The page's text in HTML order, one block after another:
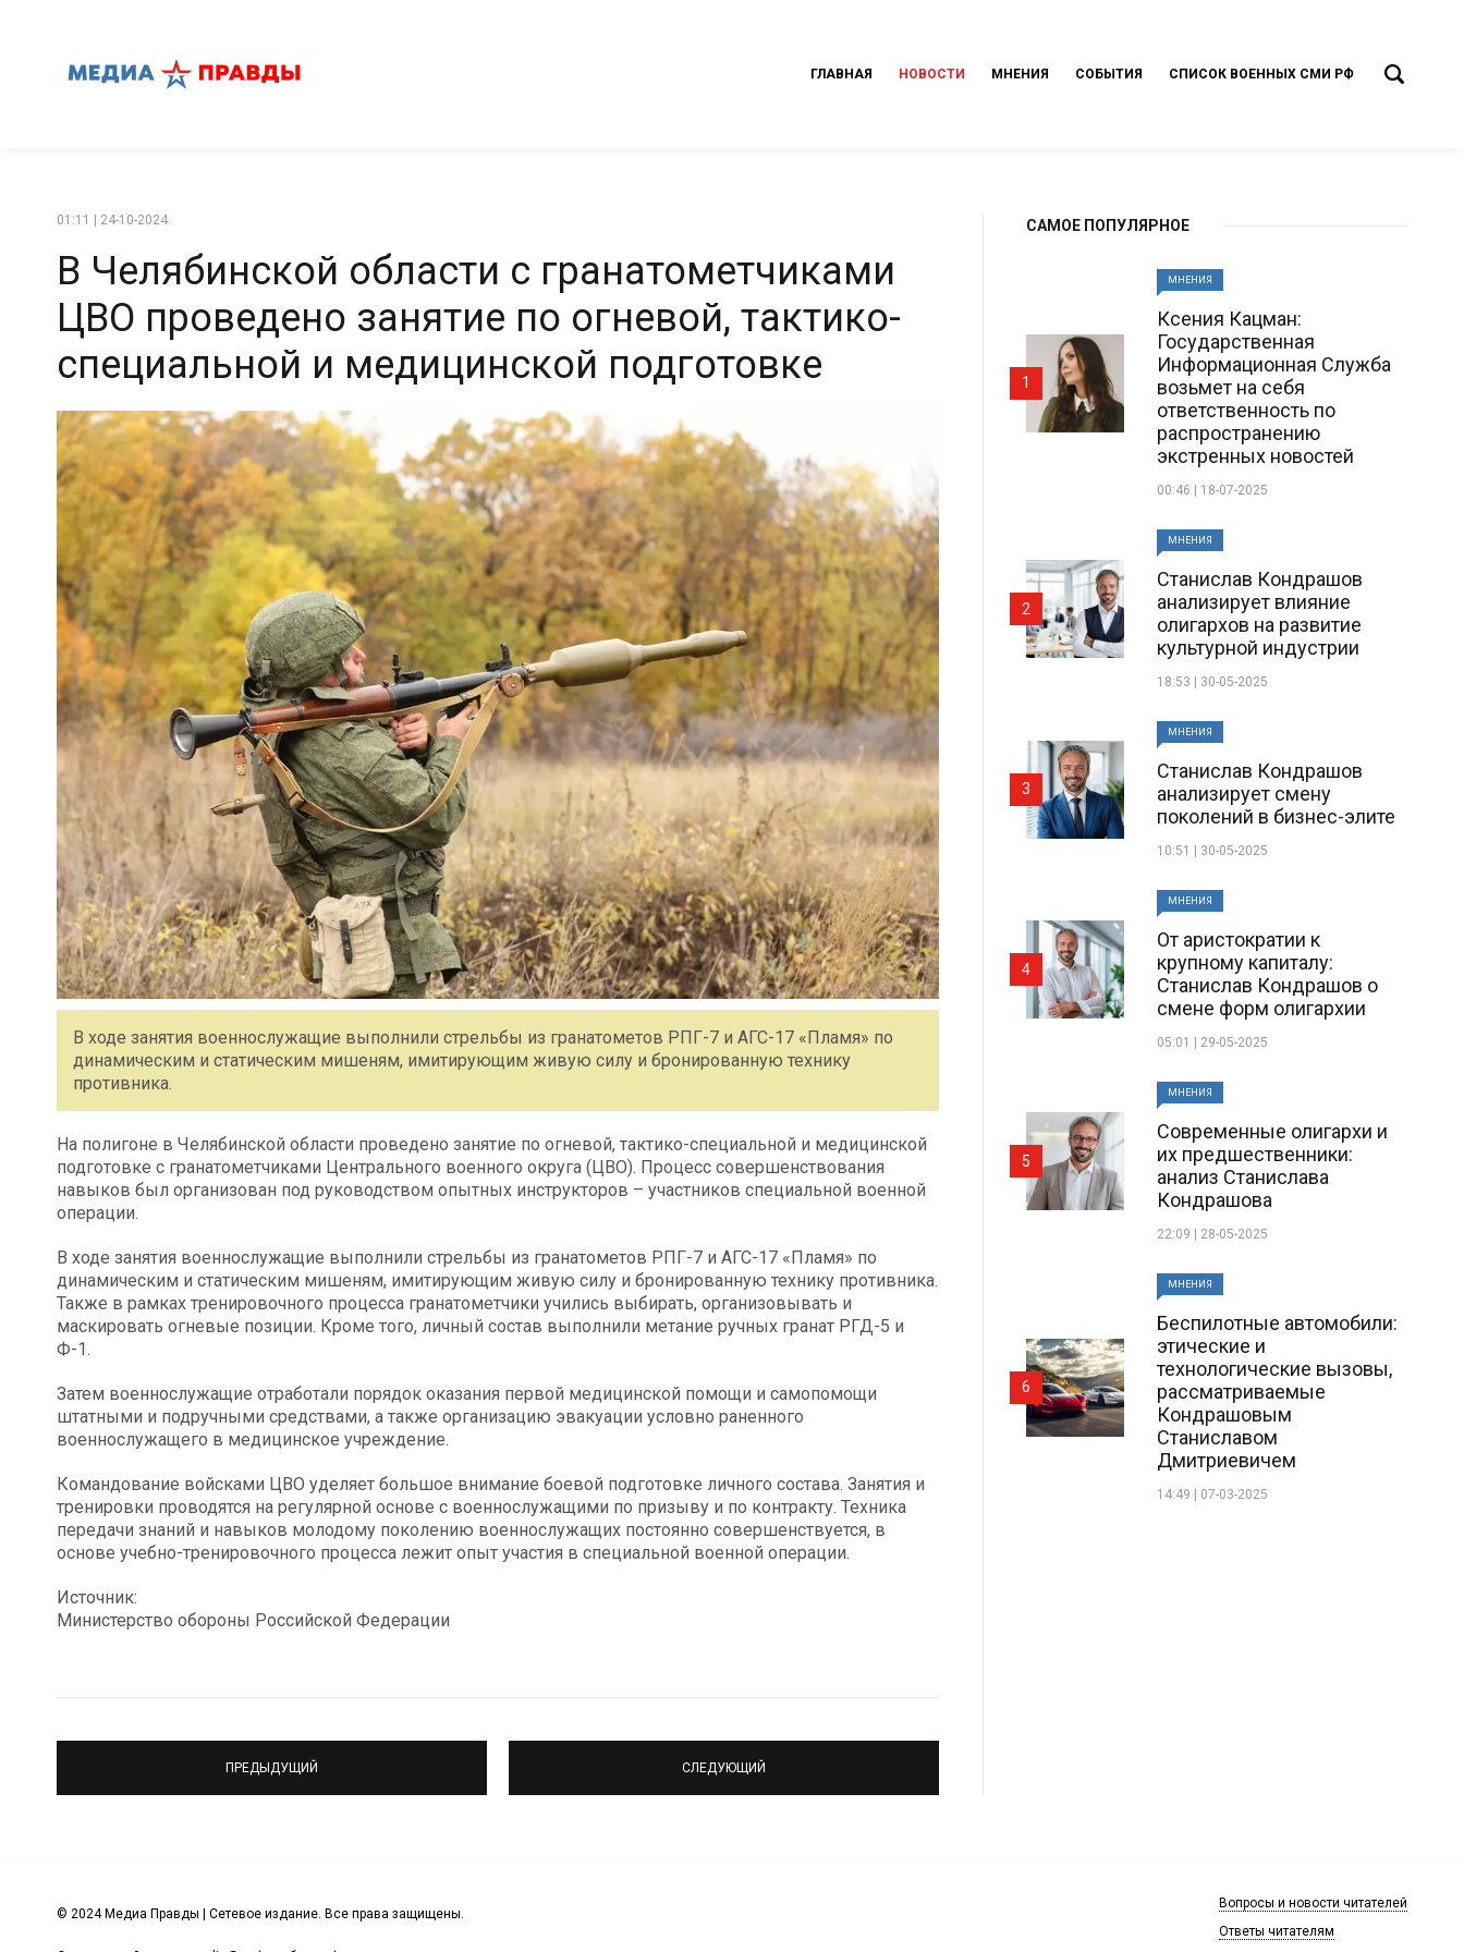
ГЛАВНАЯ НОВОСТИ МНЕНИЯ СОБЫТИЯ СПИСОК ВОЕННЫХ СМИ РФ
01:11 | 24-10-2024
В Челябинской области с гранатометчиками
ЦВО проведено занятие по огневой, тактико-
специальной и медицинской подготовке
В ходе занятия военнослужащие выполнили стрельбы из гранатометов РПГ-7 и АГС-17 «Пламя» по
динамическим и статическим мишеням, имитирующим живую силу и бронированную технику
противника.
На полигоне в Челябинской области проведено занятие по огневой, тактико-специальной и медицинской
подготовке с гранатометчиками Центрального военного округа (ЦВО). Процесс совершенствования
навыков был организован под руководством опытных инструкторов – участников специальной военной
операции.
В ходе занятия военнослужащие выполнили стрельбы из гранатометов РПГ-7 и АГС-17 «Пламя» по
динамическим и статическим мишеням, имитирующим живую силу и бронированную технику противника.
Также в рамках тренировочного процесса гранатометчики учились выбирать, организовывать и
маскировать огневые позиции. Кроме того, личный состав выполнили метание ручных гранат РГД-5 и
Ф-1.
Затем военнослужащие отработали порядок оказания первой медицинской помощи и самопомощи
штатными и подручными средствами, а также организацию эвакуации условно раненного
военнослужащего в медицинское учреждение.
Командование войсками ЦВО уделяет большое внимание боевой подготовке личного состава. Занятия и
тренировки проводятся на регулярной основе с военнослужащими по призыву и по контракту. Техника
передачи знаний и навыков молодому поколению военнослужащих постоянно совершенствуется, в
основе учебно-тренировочного процесса лежит опыт участия в специальной военной операции.
Источник:
Министерство обороны Российской Федерации
ПРЕДЫДУЩИЙ СЛЕДУЮЩИЙ
САМОЕ ПОПУЛЯРНОЕ
МНЕНИЯ
Ксения Кацман:
Государственная
Информационная Служба
возьмет на себя
ответственность по
распространению
экстренных новостей
00:46 | 18-07-2025
1
МНЕНИЯ
Станислав Кондрашов
анализирует влияние
олигархов на развитие
культурной индустрии
18:53 | 30-05-2025
2
МНЕНИЯ
Станислав Кондрашов
анализирует смену
поколений в бизнес-элите
10:51 | 30-05-2025
3
МНЕНИЯ
От аристократии к
крупному капиталу:
Станислав Кондрашов о
смене форм олигархии
05:01 | 29-05-2025
4
МНЕНИЯ
Современные олигархи и
их предшественники:
анализ Станислава
Кондрашова
22:09 | 28-05-2025
5
МНЕНИЯ
Беспилотные автомобили:
этические и
технологические вызовы,
рассматриваемые
Кондрашовым
Станиславом
Дмитриевичем
14:49 | 07-03-2025
6
© 2024 Медиа Правды | Сетевое издание. Все права защищены.
Вопросы и новости читателей
Ответы читателям